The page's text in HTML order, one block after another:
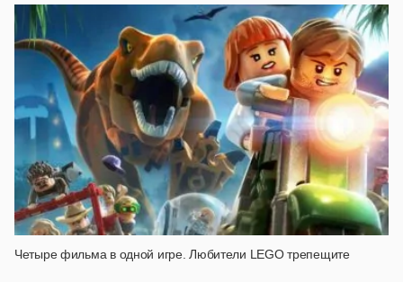
Четыре фильма в одной игре. Любители LEGO трепещите